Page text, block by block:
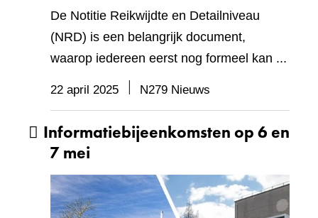
De Notitie Reikwijdte en Detailniveau
(NRD) is een belangrijk document,
waarop iedereen eerst nog formeel kan ...
22 april 2025 N279 Nieuws
Informatiebijeenkomsten op 6 en
7 mei